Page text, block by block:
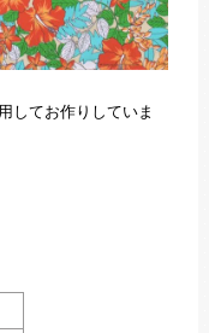
してお作りしていま